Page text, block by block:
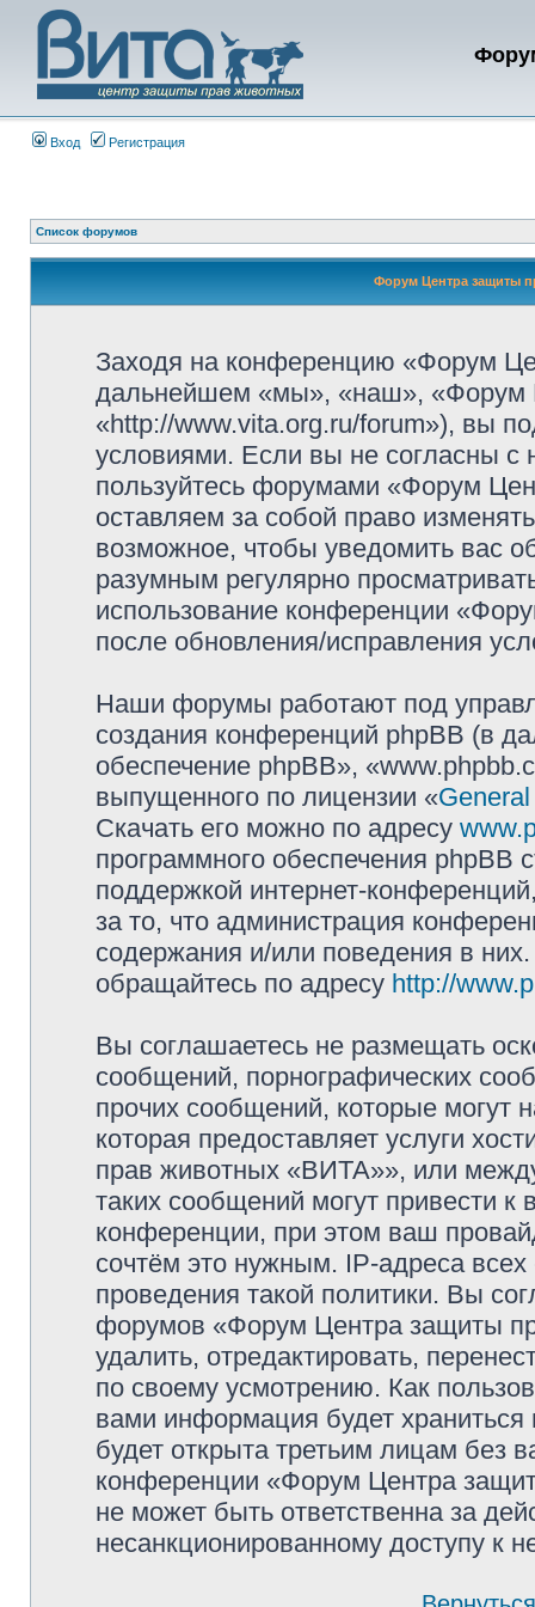
Вход Регистрация
Список форумов
Форум Центра защиты
Заходя на конференцию «Форум
дальнейшем «мы», «наш», «Форум
«http://www.vita.org.ru/forum»), вы
условиями. Если вы не согласны с
пользуйтесь форумами «Форум
оставляем за собой право
возможное, чтобы уведомить вас
разумным регулярно
использование конференции
после обновления/исправления
Наши форумы работают под
создания конференций phpBB (в
обеспечение phpBB»,
выпущенного по лицензии «
Скачать его можно по адресу
программного обеспечения phpBB
поддержкой интернет-
за то, что администрация
содержания и/или поведения в
обращайтесь по адресу http://
Вы соглашаетесь не размещать
сообщений, порнографических
прочих сообщений, которые могут
которая предоставляет услуги
прав животных «ВИТА»», или
таких сообщений могут привести
конференции, при этом ваш
сочтём это нужным. IP-адреса
проведения такой политики. Вы
форумов «Форум Центра защиты
удалить, отредактировать,
по своему усмотрению. Как
вами информация будет
будет открыта третьим лицам без
конференции «Форум Центра
не может быть ответственна за
несанкционированному доступу к